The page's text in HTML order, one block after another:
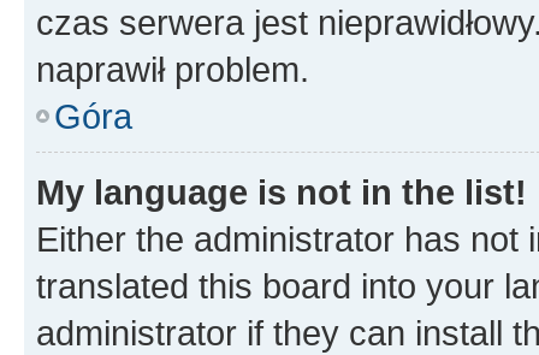
czas serwera jest
naprawił problem.
Góra
My language is not in the list!
Either the administrator has not
translated this board into your
administrator if they can install